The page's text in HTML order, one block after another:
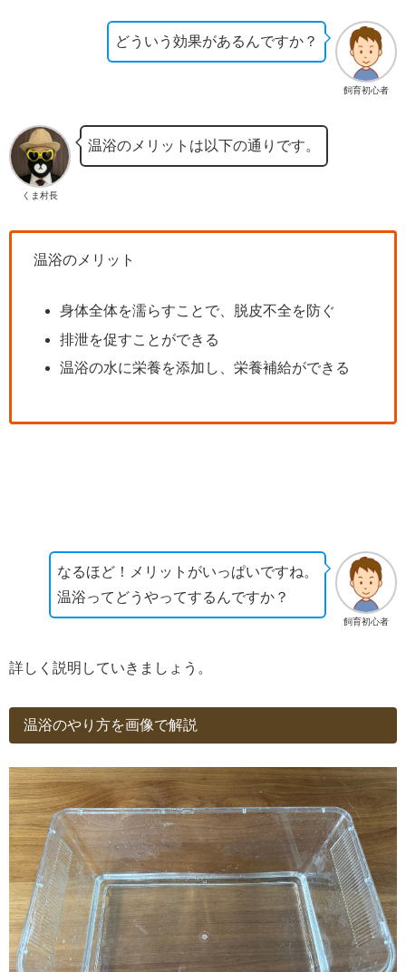
飼育初心者
どういう効果があるんですか？
くま村長
温浴のメリットは以下の通りです。
温浴のメリット
身体全体を濡らすことで、脱皮不全を防ぐ
排泄を促すことができる
温浴の水に栄養を添加し、栄養補給ができる
飼育初心者
なるほど！メリットがいっぱいですね。
温浴ってどうやってするんですか？
詳しく説明していきましょう。
温浴のやり方を画像で解説